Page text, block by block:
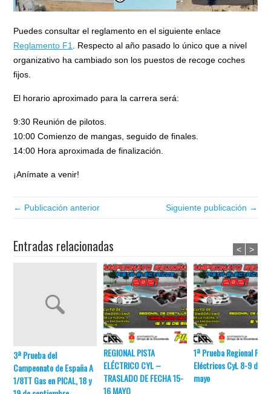
Puedes consultar el reglamento en el siguiente enlace
Reglamento F1. Respecto al año pasado lo único que a nivel
organizativo ha cambiado son los puestos de recoge coches
fijos.
El horario aproximado para la carrera será:
9:30 Reunión de pilotos.
10:00 Comienzo de mangas, seguido de finales.
14:00 Hora aproximada de finalización.
¡Anímate a venir!
← Publicación anterior Siguiente publicación →
Entradas relacionadas
3ª Prueba del
Campeonato de España A
1/8TT Gas en PICAL, 18 y
REGIONAL PISTA
ELÉCTRICO CYL –
TRASLADO DE FECHA 15-
16 MAYO
1ª Prueba Regional Pista
Eléctricos CyL 8-9 de
mayo
< >